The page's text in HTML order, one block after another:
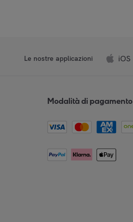
Le nostre applicazioni iOS
Modalità di pagamento